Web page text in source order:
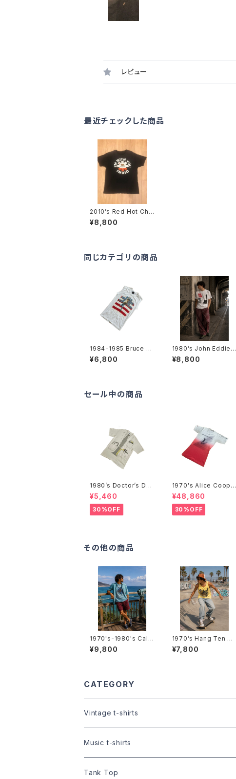
レビュー
最近チェックした商品
2010’s Red Hot Chili
Peppers tour T-Shir
ts -2013年 レッド・ホ
¥8,800
同じカテゴリの商品
1984-1985 Bruce S
pringsteen tour Sle
eveless T-Shirts -1
シャツ-
¥6,800
1980’s John Eddie
T-Shirts -1980年代
ジョン・エディTシャツ-
¥8,800
セール中の商品
1980’s Doctor’s Des
ign Trompe-l'œil T-
Shirts -1980年代 騙
し絵Tシャツ-
¥5,460
30%OFF
1970's Alice Coope
r T-Shirts -1970年代
アリス・クーパーTシャ
ツ-
¥48,860
30%OFF
その他の商品
1970's-1980's Calif
ornia T-Shirts -197
0年代～1980年代 カリ
¥9,800
1970’s Hang Ten Ta
nk Top -1970年代 ハ
ンテン タンクトップ-
¥7,800
CATEGORY
Vintage t-shirts
Size:XS
Size:S
Music t-shirts
S/S t-shirts
Tank Top